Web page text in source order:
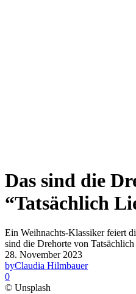
Das sind die
“Tatsächlich
Ein Weihnachts-Klassiker feiert
sind die Drehorte von
28. November 2023
byClaudia Hilmbauer
0
© Unsplash